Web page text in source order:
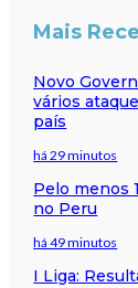
Mais
Novo
vários
país
há 29 minutos
Pelo menos
no Peru
há 49 minutos
I Liga: